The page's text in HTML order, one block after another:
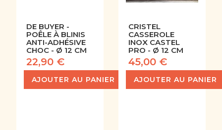
DE BUYER -
POÊLE À BLINIS
ANTI-ADHÉSIVE
CHOC - Ø 12 CM
22,90 €
AJOUTER AU PANIER
CRISTEL
CASSEROLE
INOX CASTEL
PRO - Ø 12 CM
45,00 €
AJOUTER AU PANIER